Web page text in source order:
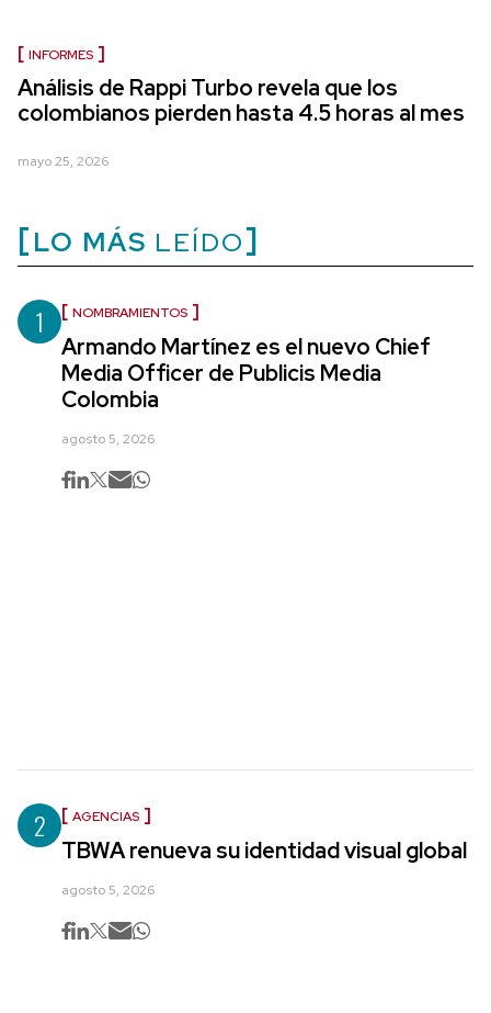
INFORMES
Análisis de Rappi Turbo revela que los
colombianos pierden hasta 4.5 horas al mes
mayo 25, 2026
LO MÁS LEÍDO
1 NOMBRAMIENTOS
Armando Martínez es el nuevo Chief
Media Officer de Publicis Media
Colombia
agosto 5, 2026
2 AGENCIAS
TBWA renueva su identidad visual global
agosto 5, 2026